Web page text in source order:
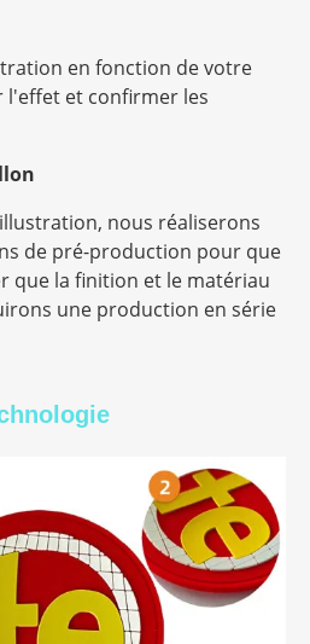
en fonction de votre
l'effet et confirmer les
nous réaliserons
de pré-production pour que
que la finition et le matériau
une production en série